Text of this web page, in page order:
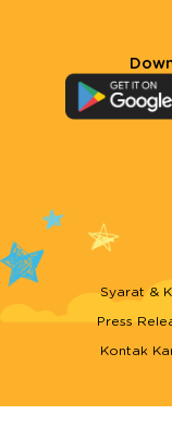
Syarat &
Press
Kontak